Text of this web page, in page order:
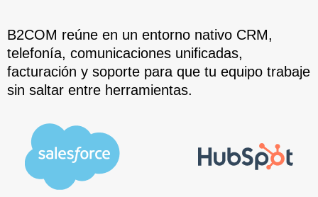
B2COM reúne en un entorno nativo CRM,
telefonía, comunicaciones unificadas,
facturación y soporte para que tu equipo trabaje
sin saltar entre herramientas.